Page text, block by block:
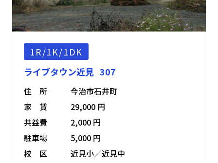
1R/1K/1DK
ライブタウン近見 307
住 所
今治市石井町
家 賃
29,000 円
共益費
2,000 円
駐車場
5,000 円
校 区
近見小／近見中